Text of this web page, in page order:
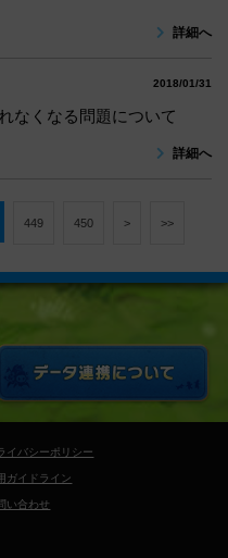
詳細へ
2018/01/31
なくなる問題について
詳細へ
449 450 > >>
イバシーポリシー
ガイドライン
い合わせ